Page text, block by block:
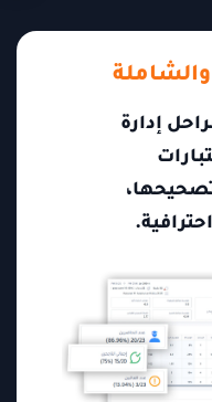
والشاملة
إدارة
تصحيحها،